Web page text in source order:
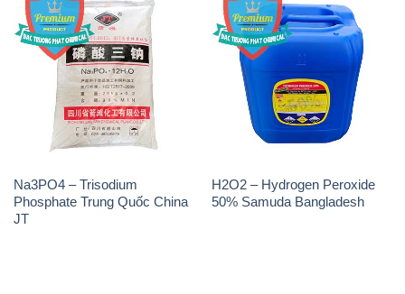
Na3PO4 – Trisodium
Phosphate Trung Quốc China
JT
H2O2 – Hydrogen Peroxide
50% Samuda Bangladesh